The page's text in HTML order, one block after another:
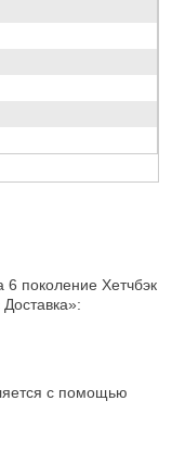
6 поколение Хетчбэк
с помощью